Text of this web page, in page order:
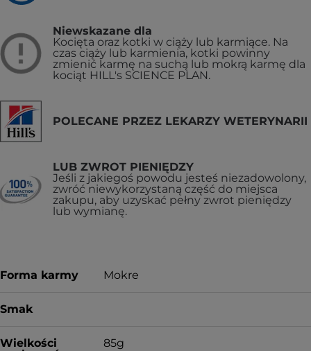
Niewskazane dla
Kocięta oraz kotki w ciąży lub karmiące. Na
czas ciąży lub karmienia, kotki powinny
zmienić karmę na suchą lub mokrą karmę dla
kociąt HILL's SCIENCE PLAN.
POLECANE PRZEZ LEKARZY WETERYNARII
LUB ZWROT PIENIĘDZY
Jeśli z jakiegoś powodu jesteś niezadowolony,
zwróć niewykorzystaną część do miejsca
zakupu, aby uzyskać pełny zwrot pieniędzy
lub wymianę.
Forma karmy Mokre
Smak
Wielkości
85g